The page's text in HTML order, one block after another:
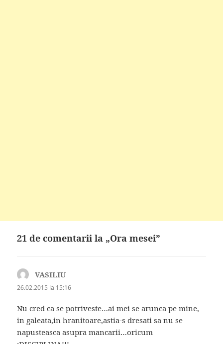
21 de comentarii la „Ora mesei”
VASILIU
26.02.2015 la 15:16
Nu cred ca se potriveste…ai mei se arunca pe mine,
in galeata,in hranitoare,astia-s dresati sa nu se
napusteasca asupra mancarii…oricum